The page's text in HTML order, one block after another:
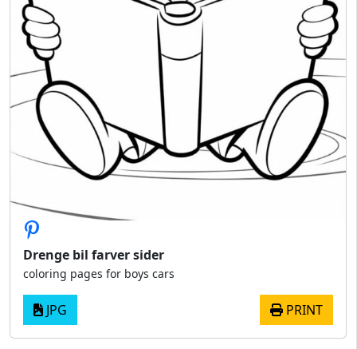
Drenge bil farver sider
coloring pages for boys cars
JPG PRINT